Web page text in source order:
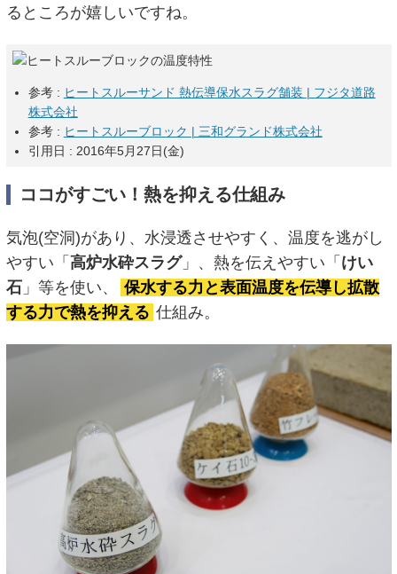
るところが嬉しいですね。
参考 : ヒートスルーサンド 熱伝導保水スラグ舗装 | フジタ道路
株式会社
参考 : ヒートスルーブロック | 三和グランド株式会社
引用日 : 2016年5月27日(金)
ココがすごい！熱を抑える仕組み
気泡(空洞)があり、水浸透させやすく、温度を逃がし
やすい「 高炉水砕スラグ」、熱を伝えやすい「 けい
石」等を使い、
保水する力と表面温度を伝導し拡散
する力で熱を抑える 仕組み。